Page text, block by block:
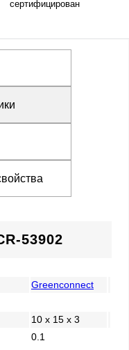
сертифицирован
53902
Greenconnect
10 x 15 x 3
0.1